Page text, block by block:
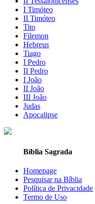
I Timóteo
II Timóteo
Tito
Filemon
Hebreus
Tiago
I Pedro
II Pedro
I João
II João
III João
Judas
Apocalipse
Bíblia Sagrada
Homepage
Pesquisar na Bíblia
Política de Privacidade
Termo de Uso